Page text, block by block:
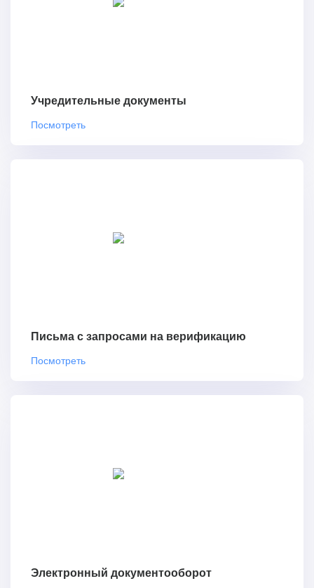
Учредительные документы
Посмотреть
Письма с запросами на верификацию
Посмотреть
Электронный документооборот